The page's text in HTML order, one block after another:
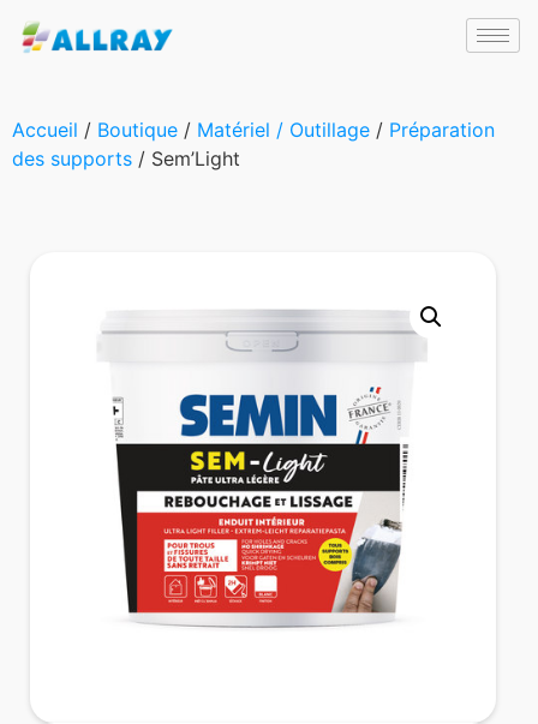
Accueil / Boutique / Matériel / Outillage / Préparation
des supports / Sem’Light